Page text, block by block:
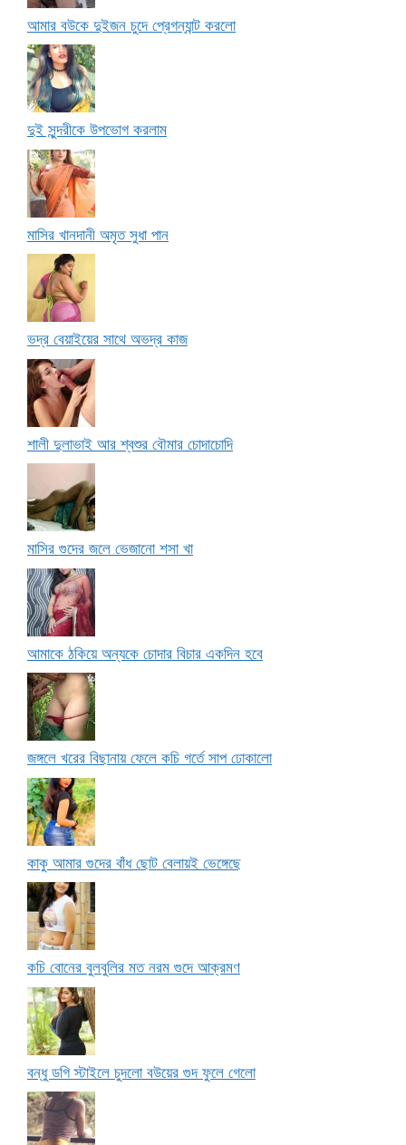
আমার বউকে দুইজন চুদে প্রেগন্যান্ট করলো
দুই সুন্দরীকে উপভোগ করলাম
মাসির খানদানী অমৃত সুধা পান
ভদ্র বেয়াইয়ের সাথে অভদ্র কাজ
শালী দুলাভাই আর শ্বশুর বৌমার চোদাচোদি
মাসির গুদের জলে ভেজানো শসা খা
আমাকে ঠকিয়ে অন্যকে চোদার বিচার একদিন হবে
জঙ্গলে খরের বিছানায় ফেলে কচি গর্তে সাপ ঢোকালো
কাকু আমার গুদের বাঁধ ছোট বেলায়ই ভেঙ্গেছে
কচি বোনের বুলবুলির মত নরম গুদে আক্রমণ
বন্ধু ডগি স্টাইলে চুদলো বউয়ের গুদ ফুলে গেলো